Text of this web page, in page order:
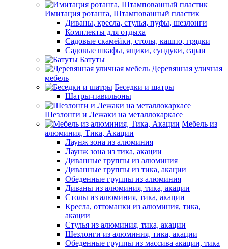
Имитация ротанга, Штампованный пластик
Диваны, кресла, стулья, пуфы, шезлонги
Комплекты для отдыха
Садовые скамейки, столы, кашпо, грядки
Садовые шкафы, ящики, сундуки, сараи
Батуты
Деревянная уличная
мебель
Беседки и шатры
Шатры-павильоны
Шезлонги и Лежаки на металлокаркасе
Мебель из
алюминия, Тика, Акации
Лаунж зона из алюминия
Лаунж зона из тика, акации
Диванные группы из алюминия
Диванные группы из тика, акации
Обеденные группы из алюминия
Диваны из алюминия, тика, акации
Столы из алюминия, тика, акации
Кресла, оттоманки из алюминия, тика,
акации
Стулья из алюминия, тика, акации
Шезлонги из алюминия, тика, акации
Обеденные группы из массива акации, тика